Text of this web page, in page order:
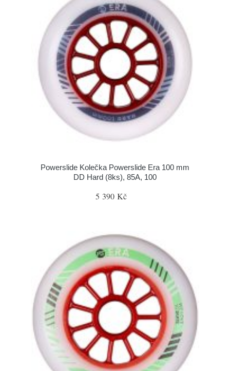
Powerslide Kolečka Powerslide Era 100 mm
DD Hard (8ks), 85A, 100
5 390 Kč